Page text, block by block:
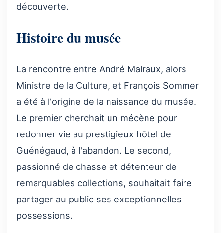
découverte.
Histoire du musée
La rencontre entre André Malraux, alors
Ministre de la Culture, et François Sommer
a été à l'origine de la naissance du musée.
Le premier cherchait un mécène pour
redonner vie au prestigieux hôtel de
Guénégaud, à l'abandon. Le second,
passionné de chasse et détenteur de
remarquables collections, souhaitait faire
partager au public ses exceptionnelles
possessions.